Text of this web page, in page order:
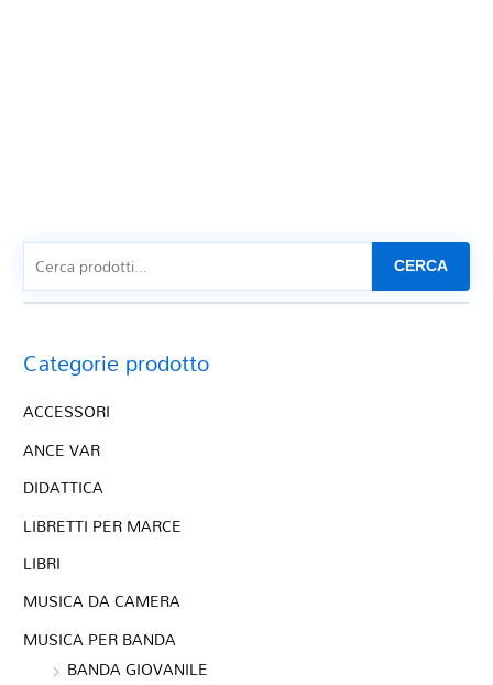
CERCA
Categorie prodotto
ACCESSORI
ANCE VAR
DIDATTICA
LIBRETTI PER MARCE
LIBRI
MUSICA DA CAMERA
MUSICA PER BANDA
BANDA GIOVANILE